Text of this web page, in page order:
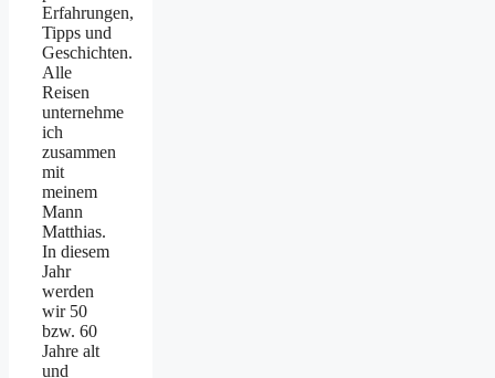
Erfahrungen,
Tipps und
Geschichten.
Alle
Reisen
unternehme
ich
zusammen
mit
meinem
Mann
Matthias.
In diesem
Jahr
werden
wir 50
bzw. 60
Jahre alt
und